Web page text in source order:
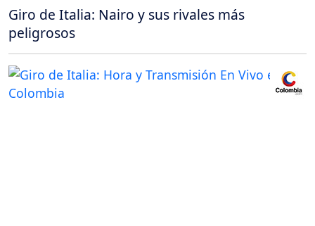
Giro de Italia: Nairo y sus rivales más
peligrosos